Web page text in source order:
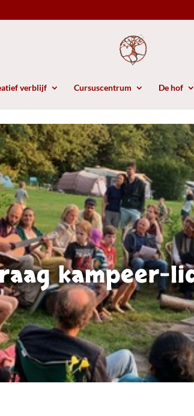
verblijf Cursuscentrum De hof
kampeer-